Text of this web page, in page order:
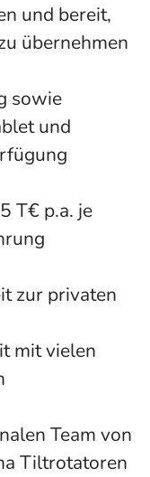
und bereit,
übernehmen
sowie
und
T€ p.a. je
zur privaten
mit vielen
Team von
Tiltrotatoren